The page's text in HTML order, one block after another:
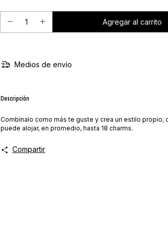
Medios de envío
Descripción
Combínalo como más te guste y crea un estilo propio;
puede alojar, en promedio, hasta 18 charms.
Compartir